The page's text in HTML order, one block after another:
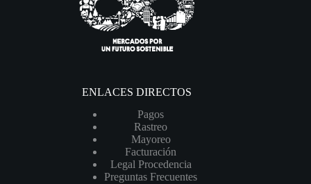
ENLACES DIRECTOS
Pagos
Rastreo
Mayoreo
Facturación
Legal Procedencia
Preguntas Frecuentes